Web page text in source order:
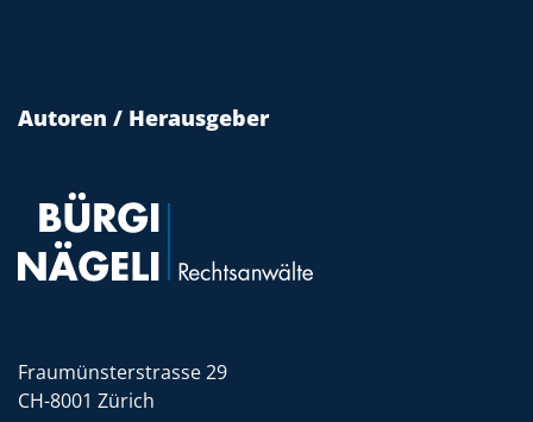
Autoren / Herausgeber
Fraumünsterstrasse 29
CH-8001 Zürich